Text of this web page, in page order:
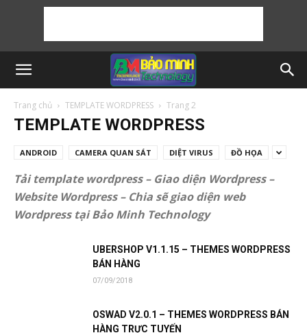
Trang chủ TEMPLATE WORDPRESS Trang 2
TEMPLATE WORDPRESS
ANDROID CAMERA QUAN SÁT DIỆT VIRUS ĐỒ HỌA
Tải template wordpress – Giao diện Wordpress –
Website Wordpress – Chia sẽ giao diện web
Wordpress tại Bảo Minh Technology
UBERSHOP V1.1.15 – THEMES WORDPRESS
BÁN HÀNG
07/09/2018
OSWAD V2.0.1 – THEMES WORDPRESS BÁN
HÀNG TRỰC TUYẾN